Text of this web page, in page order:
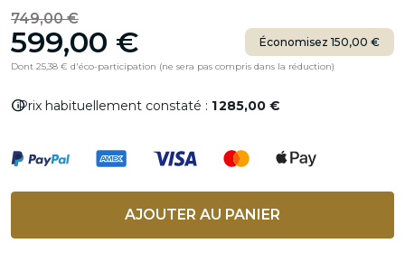
749,00 €
599,00 € Économisez 150,00 €
Dont 25,38 € d'éco-participation (ne sera pas compris dans la réduction)
infoPrix habituellement constaté : 1 285,00 €
AJOUTER AU PANIER